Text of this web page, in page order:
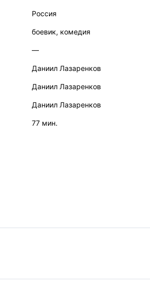
Россия
боевик, комедия
—
Даниил Лазаренков
Даниил Лазаренков
Даниил Лазаренков
77 мин.